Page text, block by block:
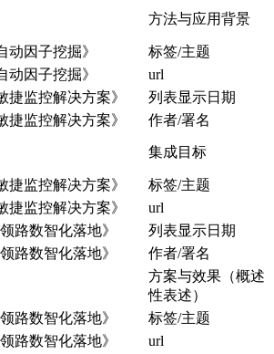
方法与应用背景
动因子挖掘》 标签/主题
动因子挖掘》
url
捷监控解决方案》
列表显示日期
捷监控解决方案》
作者/署名
集成目标
捷监控解决方案》 标签/主题
捷监控解决方案》
url
路数智化落地》
列表显示日期
路数智化落地》
作者/署名
方案与效果（概述
性表述）
路数智化落地》 标签/主题
路数智化落地》
url